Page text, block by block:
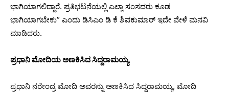
ಭಾಗಿಯಾಗಲಿದ್ದಾರೆ. ಪ್ರತಿಭಟನೆಯಲ್ಲಿ ಎಲ್ಲಾ ಸಂಸದರು ಕೂಡ
ಭಾಗಿಯಾಗಬೇಕು” ಎಂದು ಡಿಸಿಎಂ ಡಿ ಕೆ ಶಿವಕುಮಾರ್‌ ಇದೇ ವೇಳೆ ಮನವಿ
ಮಾಡಿದರು.
ಪ್ರಧಾನಿ ಮೋದಿಯ ಅಣಕಿಸಿದ ಸಿದ್ದರಾಮಯ್ಯ
ಪ್ರಧಾನಿ ನರೇಂದ್ರ ಮೋದಿ ಅವರನ್ನು ಅಣಕಿಸಿದ ಸಿದ್ದರಾಮಯ್ಯ, ಮೋದಿ